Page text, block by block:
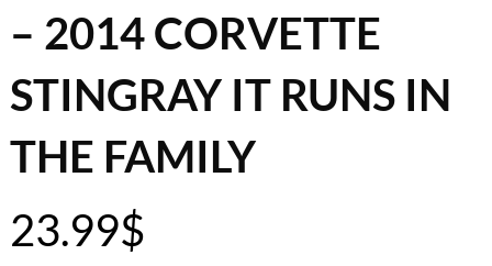
– 2014 CORVETTE
STINGRAY IT RUNS IN
THE FAMILY
23.99$